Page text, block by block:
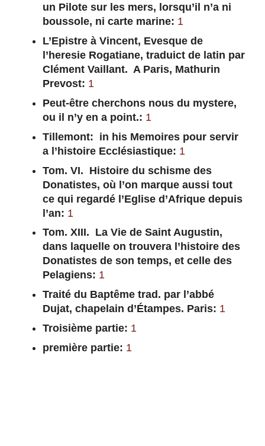
un Pilote sur les mers, lorsqu’il n’a ni
boussole, ni carte marine: 1
L’Epistre à Vincent, Evesque de
l’heresie Rogatiane, traduict de latin par
Clément Vaillant. A Paris, Mathurin
Prevost: 1
Peut-être cherchons nous du mystere,
ou il n’y en a point.: 1
Tillemont: in his Memoires pour servir
a l’histoire Ecclésiastique: 1
Tom. VI. Histoire du schisme des
Donatistes, où l’on marque aussi tout
ce qui regardé l’Eglise d’Afrique depuis
l’an: 1
Tom. XIII. La Vie de Saint Augustin,
dans laquelle on trouvera l’histoire des
Donatistes de son temps, et celle des
Pelagiens: 1
Traité du Baptême trad. par l’abbé
Dujat, chapelain d’Étampes. Paris: 1
Troisième partie: 1
première partie: 1